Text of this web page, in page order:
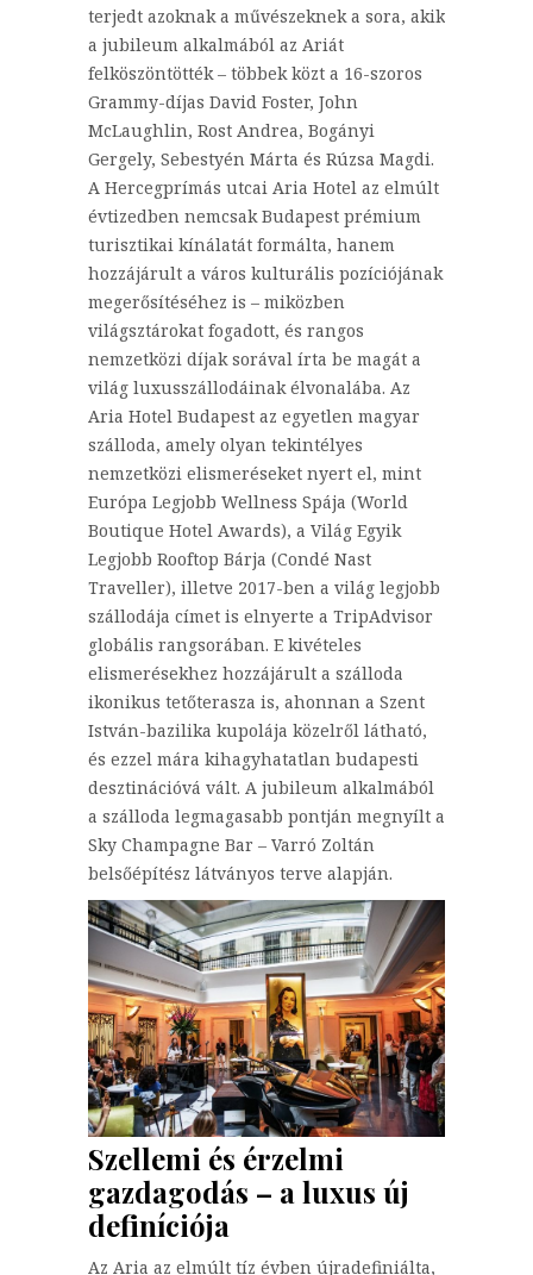
terjedt azoknak a művészeknek a sora, akik
a jubileum alkalmából az Ariát
felköszöntötték – többek közt a 16-szoros
Grammy-díjas David Foster, John
McLaughlin, Rost Andrea, Bogányi
Gergely, Sebestyén Márta és Rúzsa Magdi.
A Hercegprímás utcai Aria Hotel az elmúlt
évtizedben nemcsak Budapest prémium
turisztikai kínálatát formálta, hanem
hozzájárult a város kulturális pozíciójának
megerősítéséhez is – miközben
világsztárokat fogadott, és rangos
nemzetközi díjak sorával írta be magát a
világ luxusszállodáinak élvonalába. Az
Aria Hotel Budapest az egyetlen magyar
szálloda, amely olyan tekintélyes
nemzetközi elismeréseket nyert el, mint
Európa Legjobb Wellness Spája (World
Boutique Hotel Awards), a Világ Egyik
Legjobb Rooftop Bárja (Condé Nast
Traveller), illetve 2017-ben a világ legjobb
szállodája címet is elnyerte a TripAdvisor
globális rangsorában. E kivételes
elismerésekhez hozzájárult a szálloda
ikonikus tetőterasza is, ahonnan a Szent
István-bazilika kupolája közelről látható,
és ezzel mára kihagyhatatlan budapesti
desztinációvá vált. A jubileum alkalmából
a szálloda legmagasabb pontján megnyílt a
Sky Champagne Bar – Varró Zoltán
belsőépítész látványos terve alapján.
Szellemi és érzelmi
gazdagodás – a luxus új
definíciója
Az Aria az elmúlt tíz évben újradefiniálta,